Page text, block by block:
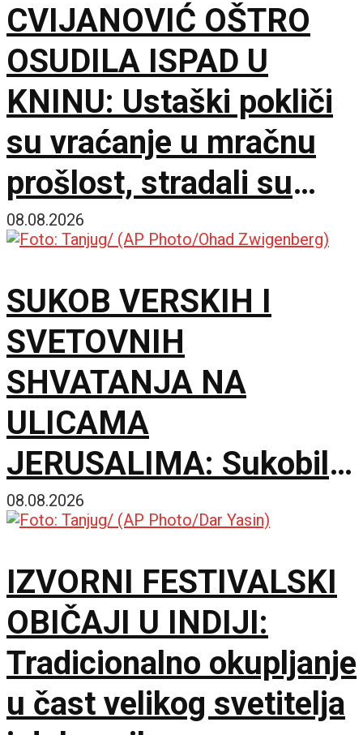
CVIJANOVIĆ OŠTRO
OSUDILA ISPAD U
KNINU: Ustaški pokliči
su vraćanje u mračnu
prošlost, stradali su
samo zato što su bili
08.08.2026
SUKOB VERSKIH I
SVETOVNIH
SHVATANJA NA
ULICAMA
JERUSALIMA: Sukobili
se ultraortodoksni
policija zbog rada kafića
subotom
08.08.2026
IZVORNI FESTIVALSKI
OBIČAJI U INDIJI:
Tradicionalno okupljanje
u čast velikog svetitelja